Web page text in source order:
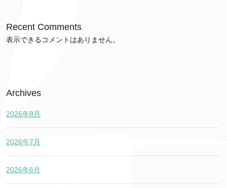
Recent Comments
表示できるコメントはありません。
Archives
2026年8月
2026年7月
2026年6月